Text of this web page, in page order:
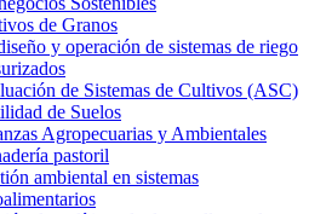
de Granos
y operación de sistemas de riego
de Sistemas de Cultivos (ASC)
de Suelos
Agropecuarias y Ambientales
pastoril
ambiental en sistemas